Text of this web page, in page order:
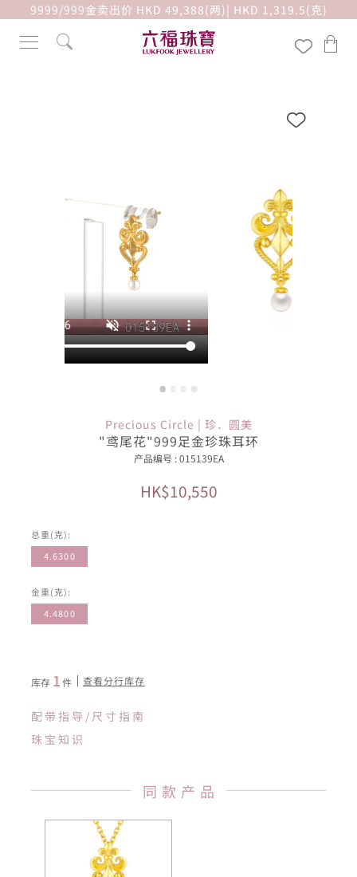
9999/999金卖出价 HKD 49,388(两)| HKD 1,319.5(克)
Precious Circle | 珍．圆美
"鸢尾花"999足金珍珠耳环
产品编号 : 015139EA
HK$10,550
总重(克):
4.6300
金重(克):
4.4800
库存 1件 查看分行库存
配带指导/尺寸指南
珠宝知识
同款产品